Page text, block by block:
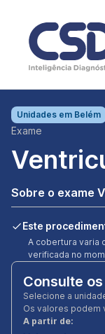
Unidades em Belém
Exame
Sobre o exame
Este
A cobertura varia
verificada no
Consulte
Selecione a
Os valores podem
A partir de: